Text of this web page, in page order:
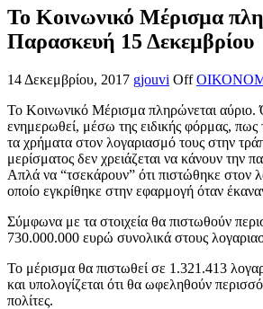
Το Κοινωνικό Μέρισμα
Παρασκευή 15 Δεκεμβρίου
14 Δεκεμβρίου, 2017 gjouvi Off
Το Κοινωνικό Μέρισμα πληρώνεται αύριο.
ενημερωθεί, μέσω της ειδικής φόρμας, πως
τα χρήματα στον λογαριασμό τους στην
μερίσματος δεν χρειάζεται να κάνουν την
Απλά να “τσεκάρουν” ότι πιστώθηκε στον
οποίο εγκρίθηκε στην εφαρμογή όταν
Σύμφωνα με τα στοιχεία θα πιστωθούν
730.000.000 ευρώ συνολικά στους
Το μέρισμα θα πιστωθεί σε 1.321.413
και υπολογίζεται ότι θα ωφεληθούν
πολίτες.